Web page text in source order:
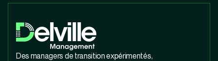
Des managers de transition expérimentés,